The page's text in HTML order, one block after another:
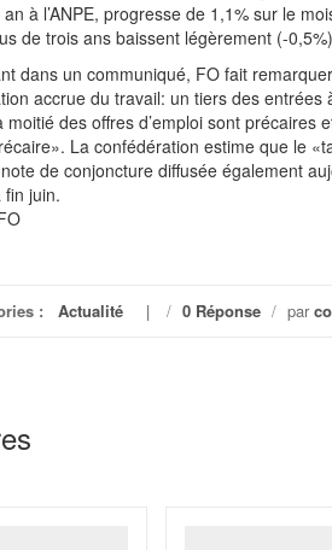
à l’ANPE, progresse de 1,1% sur le
de trois ans baissent légèrement (-
dans un communiqué, FO fait
accrue du travail: un tiers des entrées
moitié des offres d’emploi sont précaires
La confédération estime que le
de conjoncture diffusée également
fin juin.
: Actualité / 0 Réponse / par